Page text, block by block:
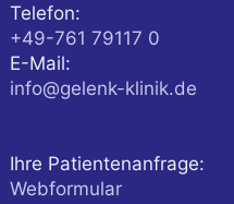
Telefon:
+49-761 79117 0
E-Mail:
info@gelenk-klinik.de
Ihre Patientenanfrage:
Webformular